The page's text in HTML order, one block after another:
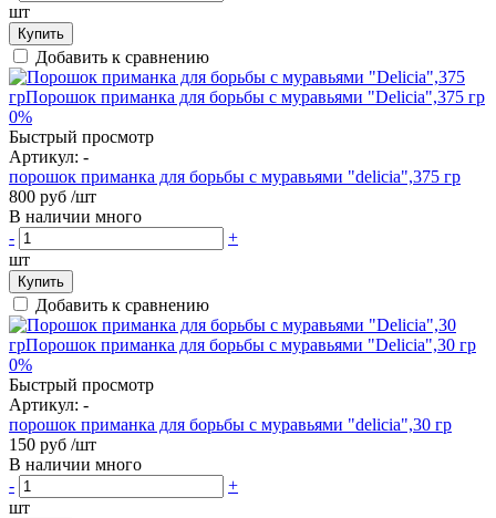
шт
Купить
Добавить к сравнению
0%
Быстрый просмотр
Артикул: -
порошок приманка для борьбы с муравьями "delicia",375 гр
800 руб /шт
В наличии много
-
+
шт
Купить
Добавить к сравнению
0%
Быстрый просмотр
Артикул: -
порошок приманка для борьбы с муравьями "delicia",30 гр
150 руб /шт
В наличии много
-
+
шт